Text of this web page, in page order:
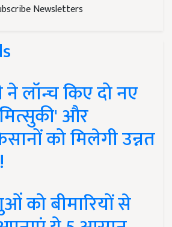
Newsletters
लॉन्च किए दो नए
और
को मिलेगी उन्नत
को बीमारियों से